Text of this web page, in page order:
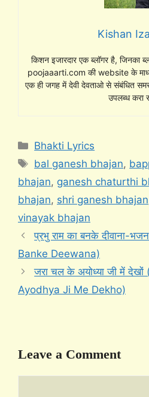
Kishan
किशन इजारदार एक ब्लॉगर है, जिनका
poojaaarti.com की website के
एक ही जगह में देवी देवताओ से संबंधित
उपलब्ध करा
Categories
Bhakti Lyrics
Tags
bal ganesh bhajan,
bhajan, ganesh chaturthi
bhajan, shri ganesh bhajan
vinayak bhajan
प्रभु राम का बनके दीवाना-
Banke Deewana)
जरा चल के अयोध्या जी में
Ayodhya Ji Me Dekho)
Leave a Comment